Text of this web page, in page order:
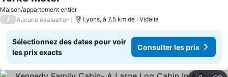
Maison/appartement entier
/ Aucune évaluation Lyons, à 7.5 km de : Vidalia
Sélectionnez des dates pour voir
les prix exacts
Consulter les prix